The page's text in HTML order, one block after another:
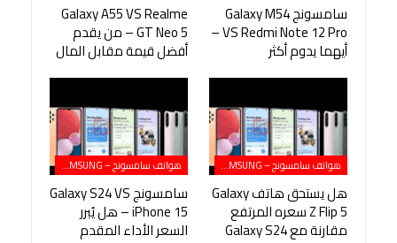
سامسونج Galaxy M54
VS Redmi Note 12 Pro –
أيهما يدوم أكثر
Galaxy A55 VS Realme
GT Neo 5 – من يقدم
أفضل قيمة مقابل المال
هواتف سامسونج – SAMSUNG
هل يستحق هاتف Galaxy
Z Flip 5 سعره المرتفع
مقارنة مع Galaxy S24
هواتف سامسونج – SAMSUNG
سامسونج Galaxy S24 VS
iPhone 15 – هل يُبرر
السعر الأداء المقدم